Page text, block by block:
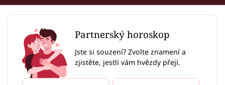
Partnerský horoskop
Jste si souzení? Zvolte znamení a
zjistěte, jestli vám hvězdy přejí.